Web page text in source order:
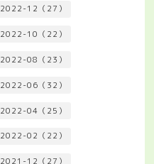
2022-12（27）
2022-10（22）
2022-08（23）
2022-06（32）
2022-04（25）
2022-02（22）
2021-12（27）